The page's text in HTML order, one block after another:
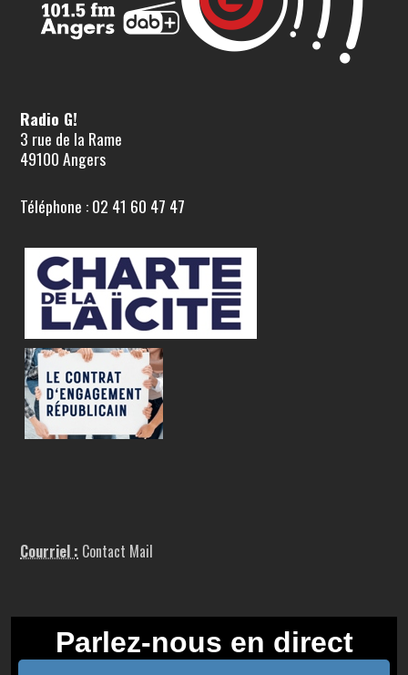
Radio G!
3 rue de la Rame
49100 Angers
Téléphone : 02 41 60 47 47
Courriel : Contact Mail